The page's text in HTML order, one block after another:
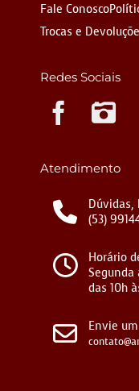
Fale Conosco
Trocas e
Redes Sociais
Atendimento
Dúvidas,
(53)
Horário
Segunda
das 10h
Envie